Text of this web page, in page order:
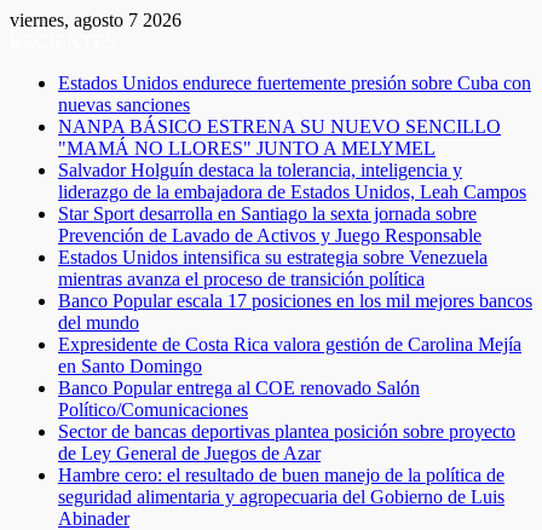
viernes, agosto 7 2026
Estados Unidos endurece fuertemente presión sobre Cuba con
nuevas sanciones
NANPA BÁSICO ESTRENA SU NUEVO SENCILLO
"MAMÁ NO LLORES" JUNTO A MELYMEL
Salvador Holguín destaca la tolerancia, inteligencia y
liderazgo de la embajadora de Estados Unidos, Leah Campos
Star Sport desarrolla en Santiago la sexta jornada sobre
Prevención de Lavado de Activos y Juego Responsable
Estados Unidos intensifica su estrategia sobre Venezuela
mientras avanza el proceso de transición política
Banco Popular escala 17 posiciones en los mil mejores bancos
del mundo
Expresidente de Costa Rica valora gestión de Carolina Mejía
en Santo Domingo
Banco Popular entrega al COE renovado Salón
Político/Comunicaciones
Sector de bancas deportivas plantea posición sobre proyecto
de Ley General de Juegos de Azar
Hambre cero: el resultado de buen manejo de la política de
seguridad alimentaria y agropecuaria del Gobierno de Luis
Abinader